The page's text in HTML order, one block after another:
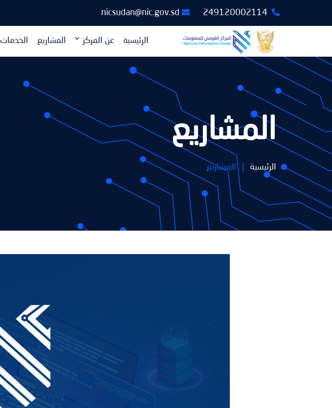
249120002114
nicsudan@nic.gov.sd
الرئيسية عن المركز المشاريع الخدمات
المشاريع
الرئيسية المشاريع